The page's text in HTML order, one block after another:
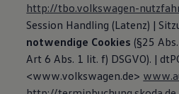
http://tbo.volkswagen-
Session Handling (Latenz) |
notwendige Cookies (§25
Art 6 Abs. 1 lit. f) DSGVO). |
<www.volkswagen.de>